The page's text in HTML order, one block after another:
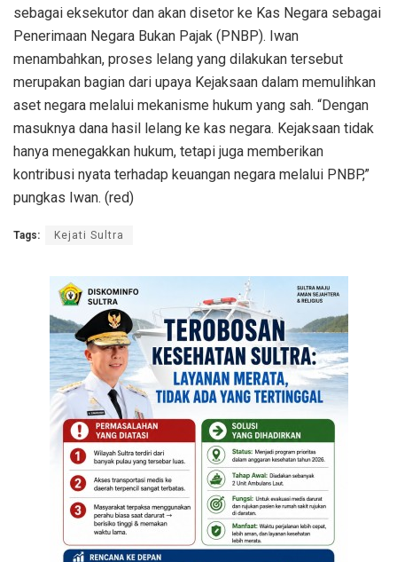
sebagai eksekutor dan akan disetor ke Kas Negara sebagai
Penerimaan Negara Bukan Pajak (PNBP). Iwan
menambahkan, proses lelang yang dilakukan tersebut
merupakan bagian dari upaya Kejaksaan dalam memulihkan
aset negara melalui mekanisme hukum yang sah. “Dengan
masuknya dana hasil lelang ke kas negara. Kejaksaan tidak
hanya menegakkan hukum, tetapi juga memberikan
kontribusi nyata terhadap keuangan negara melalui PNBP,”
pungkas Iwan. (red)
Tags: Kejati Sultra